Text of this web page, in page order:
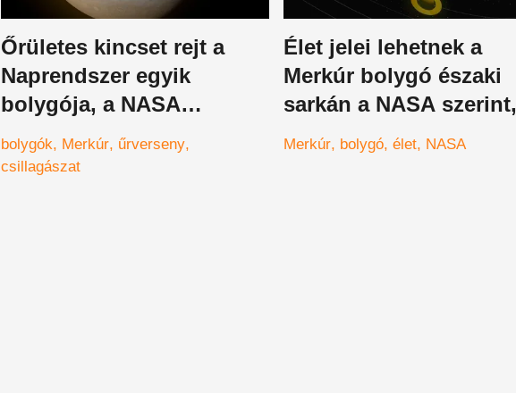
Őrületes kincset rejt a
Naprendszer egyik
bolygója, a NASA
felismerése forradalmi
bolygók Merkúr űrverseny
csillagászat
Élet jelei lehetnek a
Merkúr bolygó északi
sarkán a NASA szerint,
közelednek a
földönkívüliek?
Merkúr bolygó élet NASA